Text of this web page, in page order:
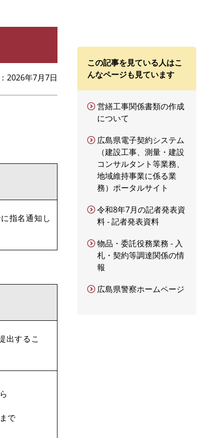
2026年7月7日
指名通知し
出するこ
で
この記事を見ている人はこ
んなページも見ています
営繕工事関係書類の作成
について
広島県電子契約システム
（建設工事、測量・建設
コンサルタント等業務、
地域維持事業に係る業
務）ポータルサイト
令和8年7月の記者発表資
料 - 記者発表資料
物品・委託役務業務 - 入
札・契約等調達関係の情
報
広島県警察ホームページ